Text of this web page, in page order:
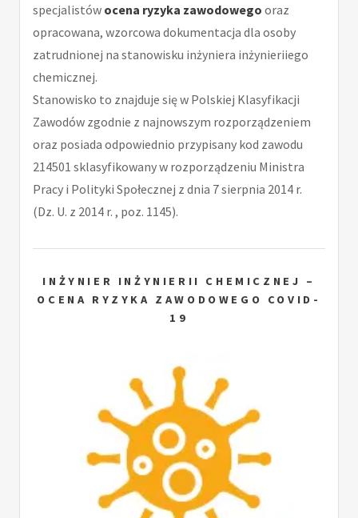
specjalistów ocena ryzyka zawodowego oraz
opracowana, wzorcowa dokumentacja dla osoby
zatrudnionej na stanowisku inżyniera inżynieriiego
chemicznej.
Stanowisko to znajduje się w Polskiej Klasyfikacji
Zawodów zgodnie z najnowszym rozporządzeniem
oraz posiada odpowiednio przypisany kod zawodu
214501 sklasyfikowany w rozporządzeniu Ministra
Pracy i Polityki Społecznej z dnia 7 sierpnia 2014 r.
(Dz. U. z 2014 r. , poz. 1145).
INŻYNIER INŻYNIERII CHEMICZNEJ –
OCENA RYZYKA ZAWODOWEGO COVID-
19